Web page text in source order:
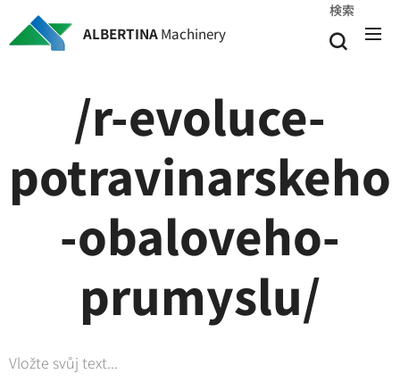
ALBERTINAMachinery
検索
/r-evoluce-
potravinarskeho
-obaloveho-
prumyslu/
Vložte svůj text...